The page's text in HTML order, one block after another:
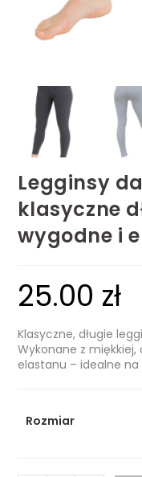
Legginsy
klasyczne
wygodne i
25.00 zł
Klasyczne, długie
Wykonane z
elastanu – idealne na
Rozmiar